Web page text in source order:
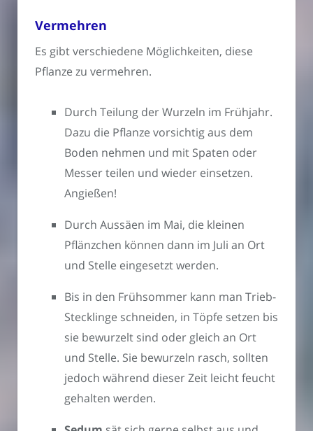
Vermehren
Es gibt verschiedene Möglichkeiten, diese
Pflanze zu vermehren.
Durch Teilung der Wurzeln im Frühjahr.
Dazu die Pflanze vorsichtig aus dem
Boden nehmen und mit Spaten oder
Messer teilen und wieder einsetzen.
Angießen!
Durch Aussäen im Mai, die kleinen
Pflänzchen können dann im Juli an Ort
und Stelle eingesetzt werden.
Bis in den Frühsommer kann man Trieb-
Stecklinge schneiden, in Töpfe setzen bis
sie bewurzelt sind oder gleich an Ort
und Stelle. Sie bewurzeln rasch, sollten
jedoch während dieser Zeit leicht feucht
gehalten werden.